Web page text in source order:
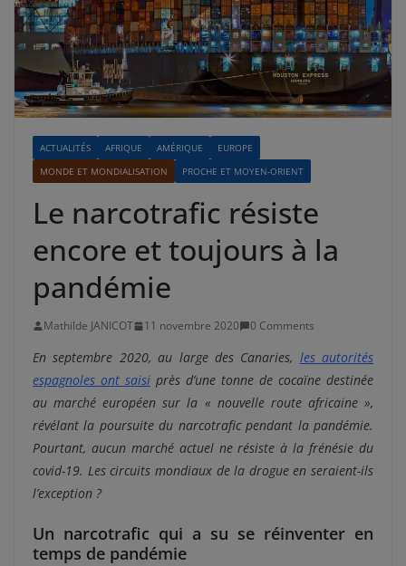
ACTUALITÉS AFRIQUE AMÉRIQUE
EUROPE
MONDE ET MONDIALISATION
PROCHE ET MOYEN-ORIENT
Le narcotrafic résiste
encore et toujours à la
pandémie
Mathilde JANICOT 11 novembre 2020 0 Comments
En septembre 2020, au large des Canaries, les autorités
espagnoles ont saisi près d’une tonne de cocaïne destinée
au marché européen sur la « nouvelle route africaine »,
révélant la poursuite du narcotrafic pendant la pandémie.
Pourtant, aucun marché actuel ne résiste à la frénésie du
covid-19. Les circuits mondiaux de la drogue en seraient-ils
l’exception ?
Un narcotrafic qui a su se réinventer en
temps de pandémie